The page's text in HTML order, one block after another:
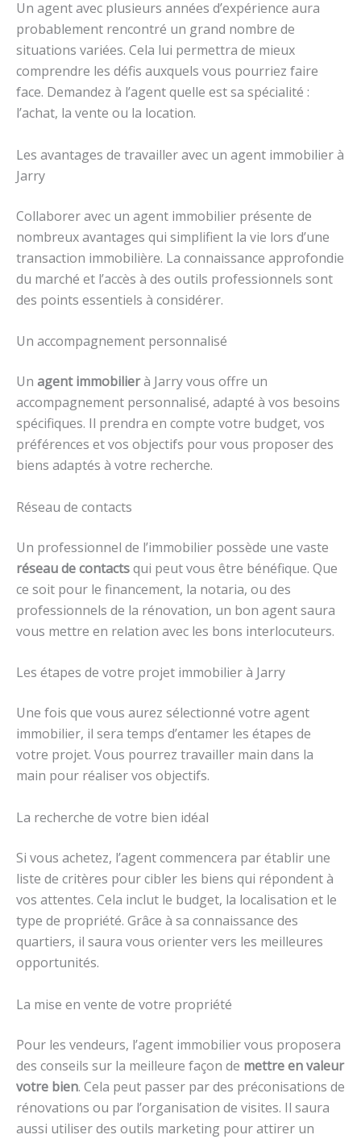
Un agent avec plusieurs années d’expérience aura
probablement rencontré un grand nombre de
situations variées. Cela lui permettra de mieux
comprendre les défis auxquels vous pourriez faire
face. Demandez à l’agent quelle est sa spécialité :
l’achat, la vente ou la location.
Les avantages de travailler avec un agent immobilier à
Jarry
Collaborer avec un agent immobilier présente de
nombreux avantages qui simplifient la vie lors d’une
transaction immobilière. La connaissance approfondie
du marché et l’accès à des outils professionnels sont
des points essentiels à considérer.
Un accompagnement personnalisé
Un agent immobilierà Jarry vous offre un
accompagnement personnalisé, adapté à vos besoins
spécifiques. Il prendra en compte votre budget, vos
préférences et vos objectifs pour vous proposer des
biens adaptés à votre recherche.
Réseau de contacts
Un professionnel de l’immobilier possède une vaste
réseau de contactsqui peut vous être bénéfique. Que
ce soit pour le financement, la notaria, ou des
professionnels de la rénovation, un bon agent saura
vous mettre en relation avec les bons interlocuteurs.
Les étapes de votre projet immobilier à Jarry
Une fois que vous aurez sélectionné votre agent
immobilier, il sera temps d’entamer les étapes de
votre projet. Vous pourrez travailler main dans la
main pour réaliser vos objectifs.
La recherche de votre bien idéal
Si vous achetez, l’agent commencera par établir une
liste de critères pour cibler les biens qui répondent à
vos attentes. Cela inclut le budget, la localisation et le
type de propriété. Grâce à sa connaissance des
quartiers, il saura vous orienter vers les meilleures
opportunités.
La mise en vente de votre propriété
Pour les vendeurs, l’agent immobilier vous proposera
des conseils sur la meilleure façon de mettre en valeur
votre bien. Cela peut passer par des préconisations de
rénovations ou par l’organisation de visites. Il saura
aussi utiliser des outils marketing pour attirer un